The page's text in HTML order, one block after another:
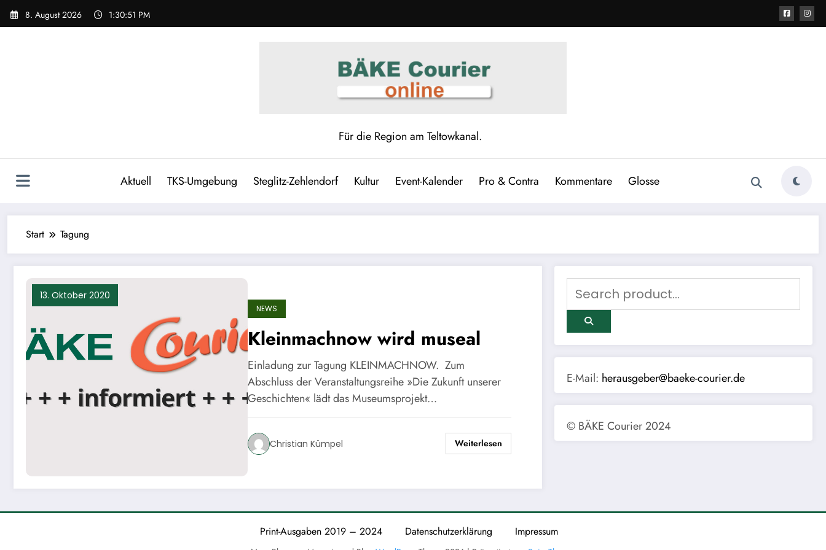
Zum
Inhalt
8. August 2026 1:30:51 PM
Für die Region am Teltowkanal.
Aktuell TKS-Umgebung Steglitz-Zehlendorf Kultur Event-Kalender Pro & Contra Kommentare Glosse
Start Tagung
13. Oktober 2020
NEWS
Kleinmachnow wird museal
Einladung zur Tagung KLEINMACHNOW. Zum
Abschluss der Veranstaltungsreihe »Die Zukunft unserer
Geschichten« lädt das Museumsprojekt…
Christian Kümpel Weiterlesen
E-Mail: herausgeber@baeke-courier.de
© BÄKE Courier 2024
Print-Ausgaben 2019 – 2024 Datenschutzerklärung Impressum